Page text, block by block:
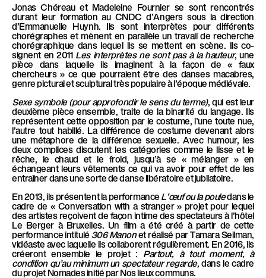
m
e
P
a
r
a
l
l
è
l
e
Jonas Chéreau et Madeleine Fournierse sont rencontrés
durant leur formation au CNDC d’Angers sous la direction
d’Emmanuelle Huynh. Ils sont interprètes pour différents
chorégraphes et mènent en parallèle un travail de recherche
chorégraphique dans lequel ils se mettent en scène. Ils co-
signent en 2011 Les interprètes ne sont pas à la hauteur, une
pièce dans laquelle ils imaginent à la façon de « faux
chercheurs » ce que pourraient être des danses macabres,
genre pictural et sculptural très populaire à l’époque médiévale.
Sexe symbole (pour approfondir le sens du terme), qui est leur
deuxième pièce ensemble, traite de la binarité du langage. Ils
représentent cette opposition par le costume, l’une toute nue,
l’autre tout habillé. La différence de costume devenant alors
une métaphore de la différence sexuelle. Avec humour, les
deux complices discutent les catégories comme le lisse et le
rêche, le chaud et le froid, jusqu’à se « mélanger » en
échangeant leurs vêtements ce qui va avoir pour effet de les
entraîner dans une sorte de danse libératoire et jubilatoire.
En 2013, ils présentent la performance L’œuf ou la pouledans le
cadre de « Conversation with a stranger » projet pour lequel
des artistes reçoivent de façon intime des spectateurs à l’hôtel
Le Berger à Bruxelles. Un film a été créé à partir de cette
performance intitulé 306 Manonet réalisé par Tamara Seilman,
vidéaste avec laquelle ils collaborent régulièrement. En 2016, ils
créeront ensemble le projet : Partout, à tout moment, à
condition qu’au minimum un spectateur regarde, dans le cadre
du projet Nomades initié par Nos lieux communs.